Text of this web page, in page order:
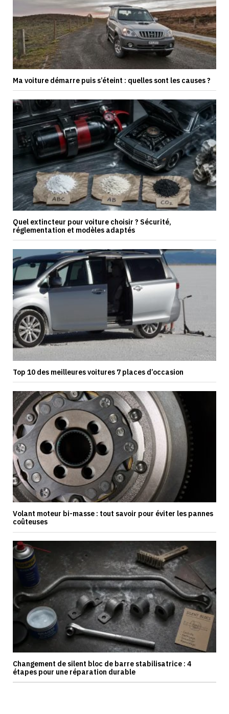
Ma voiture démarre puis s’éteint : quelles sont les causes ?
Quel extincteur pour voiture choisir ? Sécurité,
réglementation et modèles adaptés
Top 10 des meilleures voitures 7 places d’occasion
Volant moteur bi-masse : tout savoir pour éviter les pannes
coûteuses
Changement de silent bloc de barre stabilisatrice : 4
étapes pour une réparation durable